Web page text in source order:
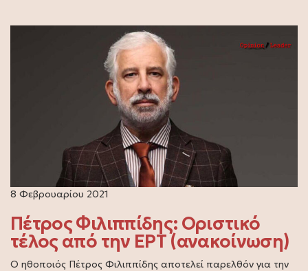
8 Φεβρουαρίου 2021
Πέτρος Φιλιππίδης: Οριστικό
τέλος από την ΕΡΤ (ανακοίνωση)
Ο ηθοποιός Πέτρος Φιλιππίδης αποτελεί παρελθόν για την